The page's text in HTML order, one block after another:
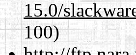
15.0/
100)